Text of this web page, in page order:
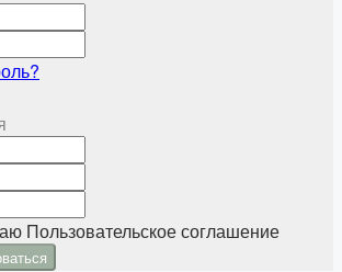
Пользовательское соглашение